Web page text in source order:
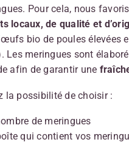
Pour cela, nous
locaux, de qualité et
bio de poules élevées
Les meringues sont
afin de garantir une
la possibilité de choisir :
de meringues
qui contient vos